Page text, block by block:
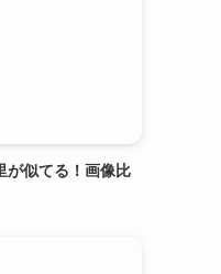
が似てる！画像比